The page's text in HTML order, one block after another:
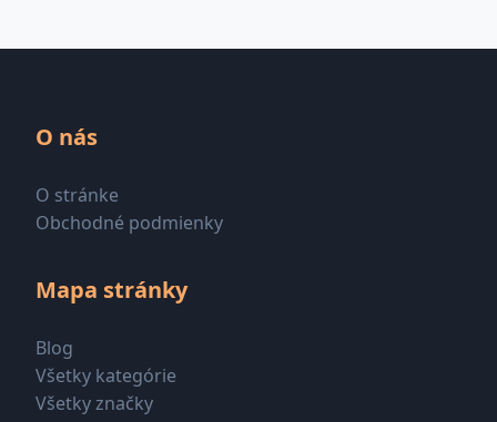
O nás
O stránke
Obchodné podmienky
Mapa stránky
Blog
Všetky kategórie
Všetky značky